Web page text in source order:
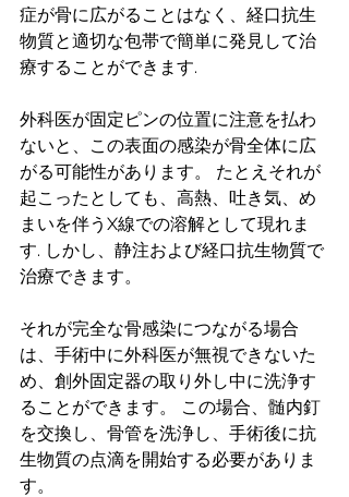
症が骨に広がることはなく、経口抗生
物質と適切な包帯で簡単に発見して治
療することができます.
外科医が固定ピンの位置に注意を払わ
ないと、この表面の感染が骨全体に広
がる可能性があります。 たとえそれが
起こったとしても、高熱、吐き気、め
まいを伴うX線での溶解として現れま
す. しかし、静注および経口抗生物質で
治療できます。
それが完全な骨感染につながる場合
は、手術中に外科医が無視できないた
め、創外固定器の取り外し中に洗浄す
ることができます。 この場合、髄内釘
を交換し、骨管を洗浄し、手術後に抗
生物質の点滴を開始する必要がありま
す。